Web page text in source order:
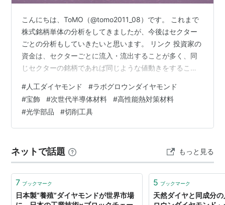
こんにちは、ToMO（@tomo2011_08）です。 これまで
株式銘柄単体の分析をしてきましたが、今後はセクター
ごとの分析もしていきたいと思います。 リンク 投資家の
資金は、セクターごとに流入・流出することが多く、同
じセクターの銘柄であれば同じような値動きをすること
調子の良いセクターから銘柄を選択すると良い投資成績
につながります。 今回は、最近話題になることが多くな
った人工ダイヤモンド関連セクターについて分析したい
と思いますので、参考にして頂けると嬉しいです。 株式
めの記事になります。 以下…
#人工ダイヤモンド #ラボグロウンダイヤモンド
#宝飾 #次世代半導体材料 #高性能熱対策材料
#光学部品 #切削工具
ネットで話題 もっと見る
7 ブックマーク
日本製“養殖”ダイヤモンドが世界市場
5 ブックマーク
天然ダイヤと同成分